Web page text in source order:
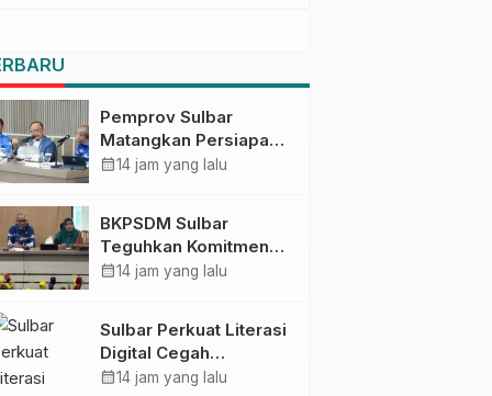
Pemprov Sulbar
Matangkan Persiapan
HUT Ke-81 RI, Puncak
calendar_month14 jam yang lalu
BKPSDM Sulbar
Teguhkan Komitmen
Pengembangan
Penandatanganan
Perjanjian Tugas
Belajar 2026
calendar_month14 jam yang lalu
Sulbar Perkuat Literasi
Digital Cegah
Kejahatan Love
calendar_month14 jam yang lalu